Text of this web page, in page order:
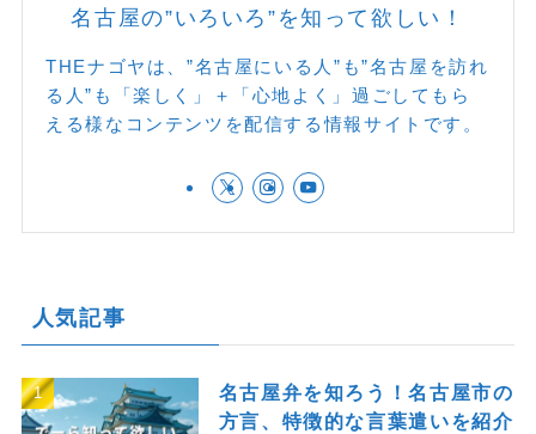
名古屋の”いろいろ”を知って欲しい！
THEナゴヤは、”名古屋にいる人”も”名古屋を訪れ
る人”も「楽しく」＋「心地よく」過ごしてもら
える様なコンテンツを配信する情報サイトです。
人気記事
名古屋弁を知ろう！名古屋市の
方言、特徴的な言葉遣いを紹介